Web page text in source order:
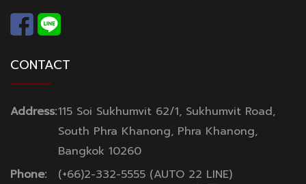
CONTACT
Address:115 Soi Sukhumvit 62/1, Sukhumvit Road,
South Phra Khanong, Phra Khanong,
Bangkok 10260
Phone:
(+66)2-332-5555 (AUTO 22 LINE)